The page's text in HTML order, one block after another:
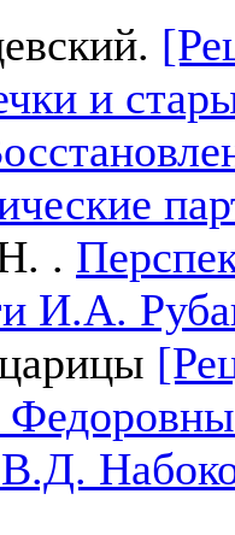
и
.
И.А.